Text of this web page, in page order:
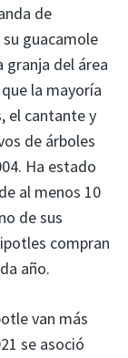
de
guacamole
granja del área
la mayoría
el cantante y
de árboles
Ha estado
al menos 10
de sus
compran
año.
van más
se asoció